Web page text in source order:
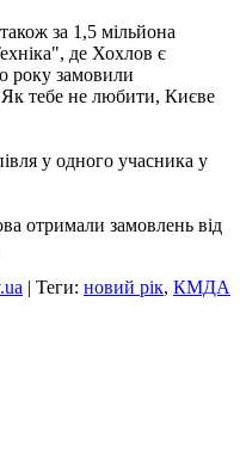
за 1,5 мільйона
де Хохлов є
року замовили
тебе не любити, Києве
у одного учасника у
отримали замовлень від
| Теги: новий рік, КМДА